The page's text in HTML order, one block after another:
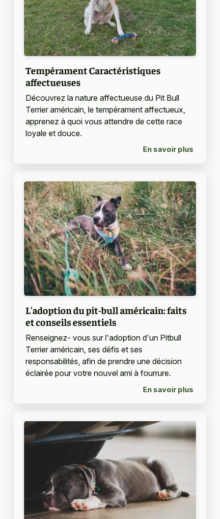
Tempérament Caractéristiques
affectueuses
Découvrez la nature affectueuse du Pit Bull
Terrier américain, le tempérament affectueux,
apprenez à quoi vous attendre de cette race
loyale et douce.
En savoir plus
L'adoption du pit-bull américain: faits
et conseils essentiels
Renseignez- vous sur l'adoption d'un Pitbull
Terrier américain, ses défis et ses
responsabilités, afin de prendre une décision
éclairée pour votre nouvel ami à fourrure.
En savoir plus